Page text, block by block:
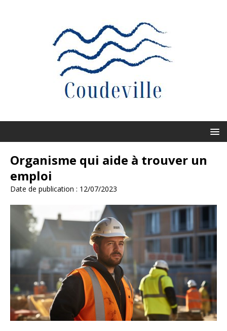
Organisme qui aide à trouver un
emploi
Date de publication : 12/07/2023